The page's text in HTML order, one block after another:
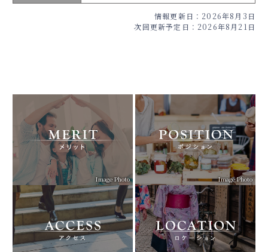
情報更新日：2026年8月3日
次回更新予定日：2026年8月21日
Image Photo Image Photo